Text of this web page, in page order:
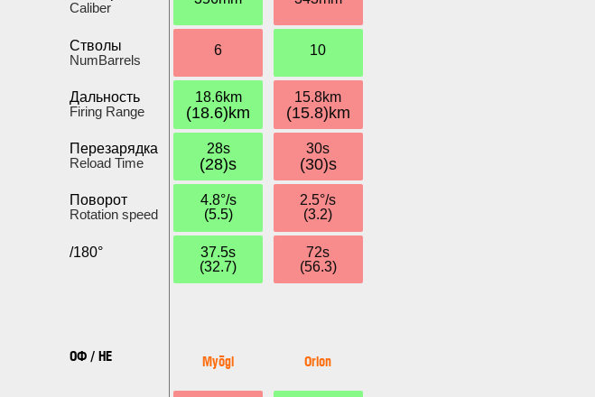
Caliber
Стволы
NumBarrels
Дальность
Firing Range
Перезарядка
Reload Time
Поворот
Rotation speed
/180°
ОФ / HE
6
18.6km
(18.6)km
28s
(28)s
4.8°/s
(5.5)
37.5s
(32.7)
Myōgi
10
15.8km
(15.8)km
30s
(30)s
2.5°/s
(3.2)
72s
(56.3)
Orion